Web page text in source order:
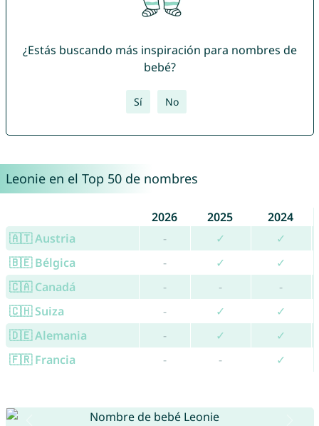
¿Estás buscando más inspiración para nombres de
bebé?
Sí No
Leonie en el Top 50 de nombres
2026 2025
2024
🇦🇹 Austria
- ✓
✓
🇧🇪 Bélgica
- ✓
✓
🇨🇦 Canadá
- -
-
🇨🇭 Suiza
- ✓
✓
🇩🇪 Alemania
- ✓
✓
🇫🇷 Francia
- - ✓